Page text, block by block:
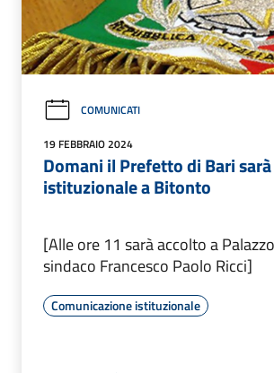
COMUNICATI
19 FEBBRAIO 2024
Domani il Prefetto di Bari
istituzionale a Bitonto
[Alle ore 11 sarà accolto a
sindaco Francesco Paolo Ricci]
Comunicazione istituzionale